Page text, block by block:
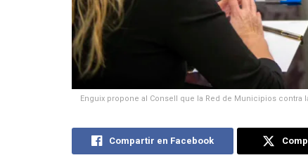
Enguix propone al Consell que la Red de Municipios
Compartir en Facebook